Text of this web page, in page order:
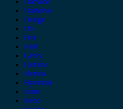
Daihatsu
Dodge
DS
Fiat
Ford
Geely
Gonow
Honda
Hyundai
Isuzu
iveco